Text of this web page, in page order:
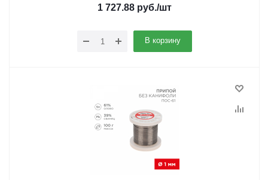
1 727.88 руб./шт
В корзину